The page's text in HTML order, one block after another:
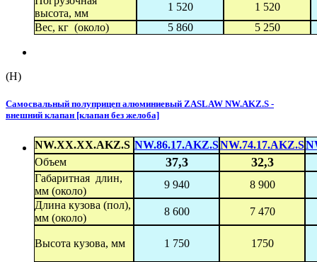
высота, мм
1 520
1 520
Вес, кг (около)
5 860 5 250
(H)
Самосвальный полуприцеп алюминиевый ZASLAW NW.AKZ.S -
внешний клапан [клапан без желоба]
NW.XX.XX.AKZ.S NW.86.17.AKZ.SNW.74.17.AKZ.S
Объем
37,3 32,3
Габаритная длин,
мм (около)
9 940
8 900
Длина кузова (пол),
мм (около)
8 600 7 470
Высота кузова, мм 1 750 1750